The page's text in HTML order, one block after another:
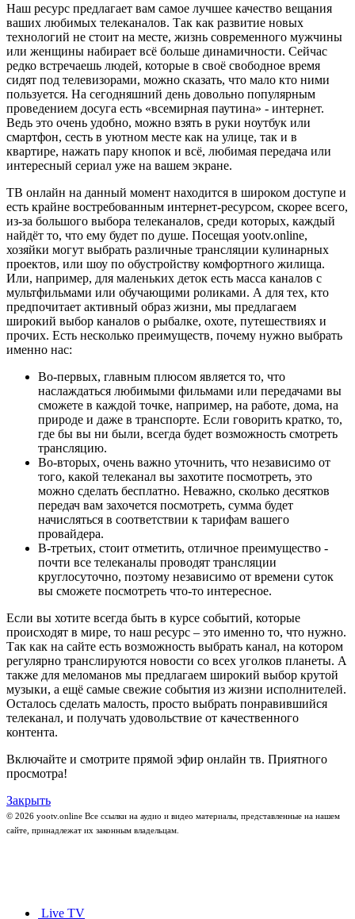
Наш ресурс предлагает вам самое лучшее качество вещания
ваших любимых телеканалов. Так как развитие новых
технологий не стоит на месте, жизнь современного мужчины
или женщины набирает всё больше динамичности. Сейчас
редко встречаешь людей, которые в своё свободное время
сидят под телевизорами, можно сказать, что мало кто ними
пользуется. На сегодняшний день довольно популярным
проведением досуга есть «всемирная паутина» - интернет.
Ведь это очень удобно, можно взять в руки ноутбук или
смартфон, сесть в уютном месте как на улице, так и в
квартире, нажать пару кнопок и всё, любимая передача или
интересный сериал уже на вашем экране.
ТВ онлайн на данный момент находится в широком доступе и
есть крайне востребованным интернет-ресурсом, скорее всего,
из-за большого выбора телеканалов, среди которых, каждый
найдёт то, что ему будет по душе. Посещая yootv.online,
хозяйки могут выбрать различные трансляции кулинарных
проектов, или шоу по обустройству комфортного жилища.
Или, например, для маленьких деток есть масса каналов с
мультфильмами или обучающими роликами. А для тех, кто
предпочитает активный образ жизни, мы предлагаем
широкий выбор каналов о рыбалке, охоте, путешествиях и
прочих. Есть несколько преимуществ, почему нужно выбрать
именно нас:
Во-первых, главным плюсом является то, что
наслаждаться любимыми фильмами или передачами вы
сможете в каждой точке, например, на работе, дома, на
природе и даже в транспорте. Если говорить кратко, то,
где бы вы ни были, всегда будет возможность смотреть
трансляцию.
Во-вторых, очень важно уточнить, что независимо от
того, какой телеканал вы захотите посмотреть, это
можно сделать бесплатно. Неважно, сколько десятков
передач вам захочется посмотреть, сумма будет
начисляться в соответствии к тарифам вашего
провайдера.
В-третьих, стоит отметить, отличное преимущество -
почти все телеканалы проводят трансляции
круглосуточно, поэтому независимо от времени суток
вы сможете посмотреть что-то интересное.
Если вы хотите всегда быть в курсе событий, которые
происходят в мире, то наш ресурс – это именно то, что нужно.
Так как на сайте есть возможность выбрать канал, на котором
регулярно транслируются новости со всех уголков планеты. А
также для меломанов мы предлагаем широкий выбор крутой
музыки, а ещё самые свежие события из жизни исполнителей.
Осталось сделать малость, просто выбрать понравившийся
телеканал, и получать удовольствие от качественного
контента.
Включайте и смотрите прямой эфир онлайн тв. Приятного
просмотра!
Закрыть
© 2026 yootv.online Все ссылки на аудио и видео материалы, представленные на нашем
сайте, принадлежат их законным владельцам.
Live TV